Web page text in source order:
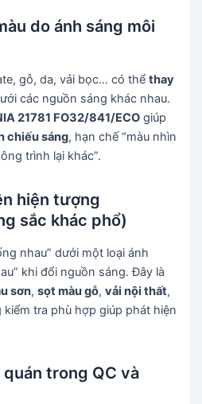
do ánh sáng môi
gỗ, da, vải bọc… có thểthay
các nguồn sáng khác nhau.
21781 FO32/841/ECO giúp
chiếu sáng, hạn chế “màu nhìn
trình lại khác”.
hiện tượng
sắc khác phổ)
nhau” dưới một loại ánh
khi đổi nguồn sáng. Đây là
sơn,sọt màu gỗ,vải nội thất,
kiểm tra phù hợp giúp phát hiện
trong QC và